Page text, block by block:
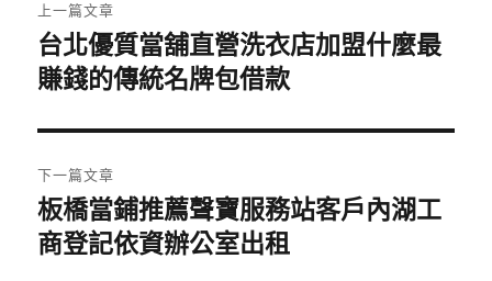
章
導
覽
上一篇文章
上
一
文
章:
台北優質當舖直營洗衣店加盟什麼最
賺錢的傳統名牌包借款
下一篇文章
下
一
板橋當鋪推薦聲寶服務站客戶內湖工
商登記依資辦公室出租